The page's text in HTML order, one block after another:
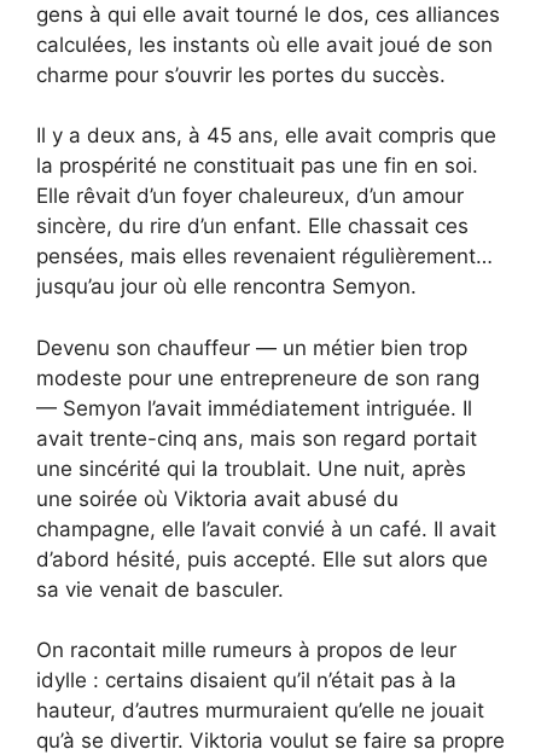
gens à qui elle avait tourné le dos, ces alliances
calculées, les instants où elle avait joué de son
charme pour s’ouvrir les portes du succès.
Il y a deux ans, à 45 ans, elle avait compris que
la prospérité ne constituait pas une fin en soi.
Elle rêvait d’un foyer chaleureux, d’un amour
sincère, du rire d’un enfant. Elle chassait ces
pensées, mais elles revenaient régulièrement…
jusqu’au jour où elle rencontra Semyon.
Devenu son chauffeur — un métier bien trop
modeste pour une entrepreneure de son rang
— Semyon l’avait immédiatement intriguée. Il
avait trente-cinq ans, mais son regard portait
une sincérité qui la troublait. Une nuit, après
une soirée où Viktoria avait abusé du
champagne, elle l’avait convié à un café. Il avait
d’abord hésité, puis accepté. Elle sut alors que
sa vie venait de basculer.
On racontait mille rumeurs à propos de leur
idylle : certains disaient qu’il n’était pas à la
hauteur, d’autres murmuraient qu’elle ne jouait
qu’à se divertir. Viktoria voulut se faire sa propre